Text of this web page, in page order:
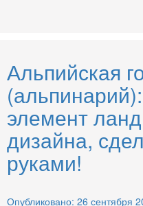
Альпийская
элемент
дизайна,
руками!
Опубликовано: 26 сентября